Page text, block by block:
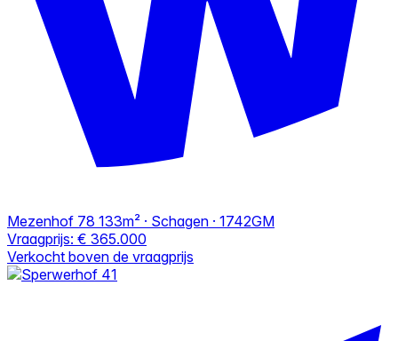
Mezenhof 78 133m² · Schagen · 1742GM
Vraagprijs: € 365.000
Verkocht boven de vraagprijs